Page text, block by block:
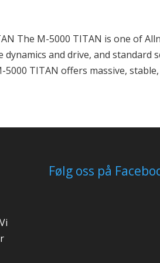
The M-5000 TITAN is one of
dynamics and drive, and
TITAN offers massive,
Følg oss på